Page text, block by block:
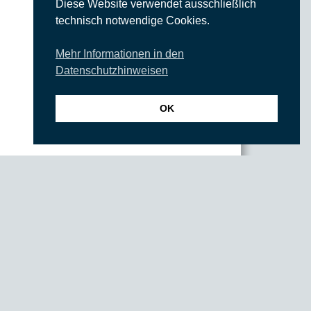
Diese Website verwendet ausschließlich
technisch notwendige Cookies.
Mehr Informationen in den
Datenschutzhinweisen
OK